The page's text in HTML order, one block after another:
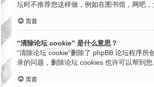
坛时不推荐您这样做，例如在图书馆，网吧
页首
“清除论坛 cookie” 是什么意思？
“清除论坛 cookie”删除了 phpBB 论坛程序
录的问题，删除论坛 cookies 也许可以帮到您
页首